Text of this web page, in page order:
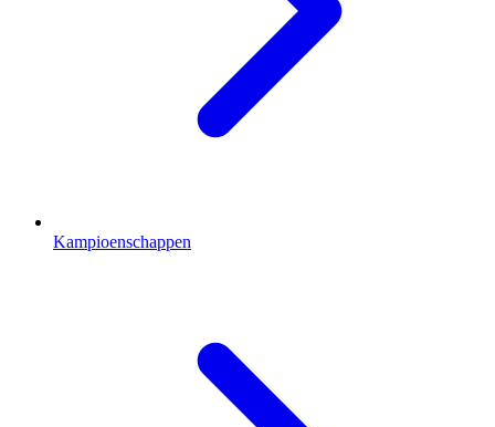
Kampioenschappen